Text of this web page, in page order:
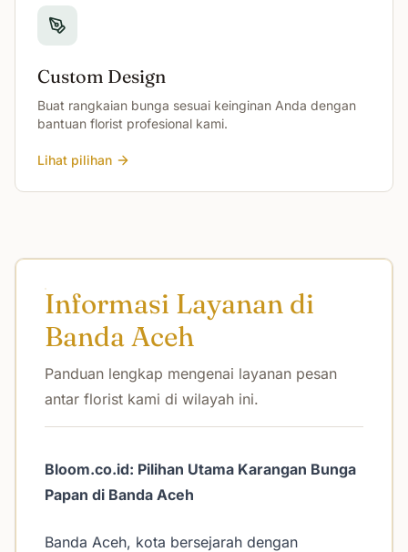
Custom Design
Buat rangkaian bunga sesuai keinginan Anda dengan
bantuan florist profesional kami.
Lihat pilihan
Informasi Layanan di
Banda Aceh
Panduan lengkap mengenai layanan pesan
antar florist kami di wilayah ini.
Bloom.co.id: Pilihan Utama Karangan Bunga
Papan di Banda Aceh
Banda Aceh, kota bersejarah dengan